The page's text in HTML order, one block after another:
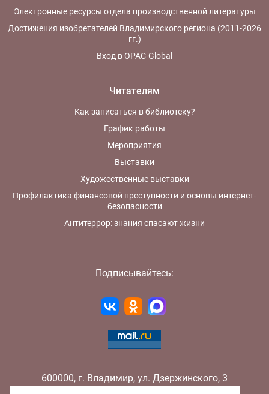
Электронные ресурсы отдела производственной литературы
Достижения изобретателей Владимирского региона (2011-2026
гг.)
Вход в OPAC-Global
Читателям
Как записаться в библиотеку?
График работы
Мероприятия
Выставки
Художественные выставки
Профилактика финансовой преступности и основы интернет-
безопасности
Антитеррор: знания спасают жизни
Подписывайтесь:
600000, г. Владимир, ул. Дзержинского, 3